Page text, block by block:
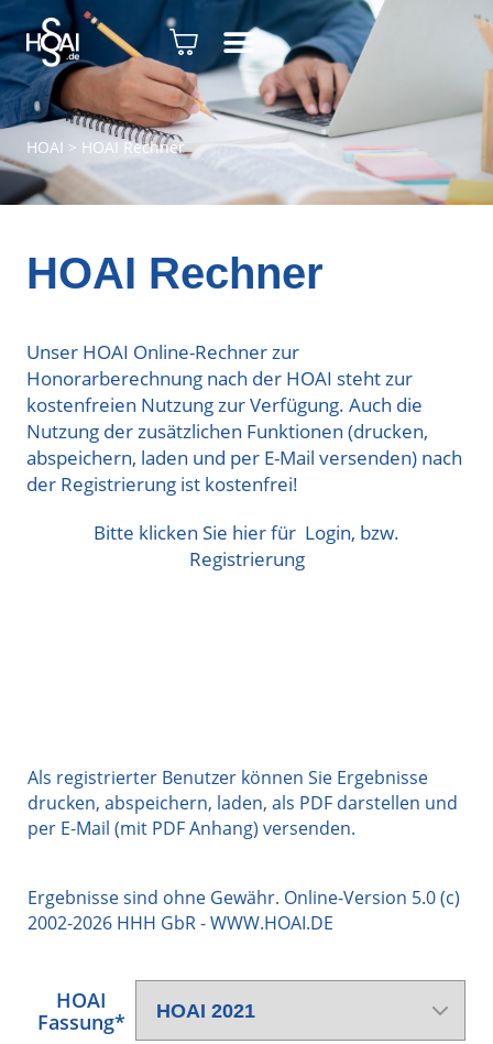
HOAI > HOAI Rechner
HOAI Rechner
Unser HOAI Online-Rechner zur
Honorarberechnung nach der HOAI steht zur
kostenfreien Nutzung zur Verfügung. Auch die
Nutzung der zusätzlichen Funktionen (drucken,
abspeichern, laden und per E-Mail versenden) nach
der Registrierung ist kostenfrei!
Bitte klicken Sie hier für Login, bzw.
Registrierung